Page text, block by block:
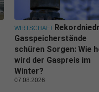
WIRTSCHAFT
Gasspeicherstände
schüren Sorgen: Wie
wird der Gaspreis im
Winter?
07.08.2026